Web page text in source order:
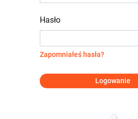
Hasło
Zapomniałeś hasła?
Logowanie